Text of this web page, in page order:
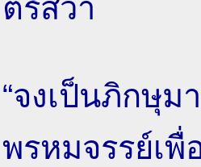
ตรัสว่า
“จงเป็นภิกษุม
พรหมจรรย์เ